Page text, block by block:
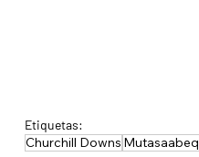
Etiquetas:
Churchill Downs Mutasaabeq